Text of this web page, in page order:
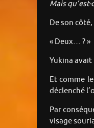
Mais qu’est-
De son
« Deux… ? »
Yukina avait
Et comme
déclenché
Par
visage